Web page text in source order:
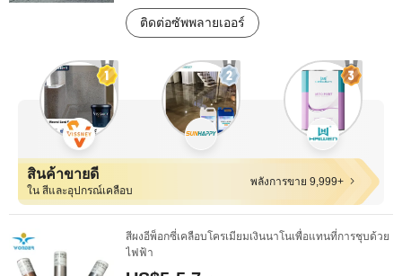
ติดต่อซัพพลายเออร์
สินค้าขายดี
ใน สีและอุปกรณ์เคลือบ
พลังการขาย 9,999+
สีผงอีพ็อกซี่เคลือบโครเมียมเงินนาโนเพื่อแทนที่การชุบด้วย
ไฟฟ้า